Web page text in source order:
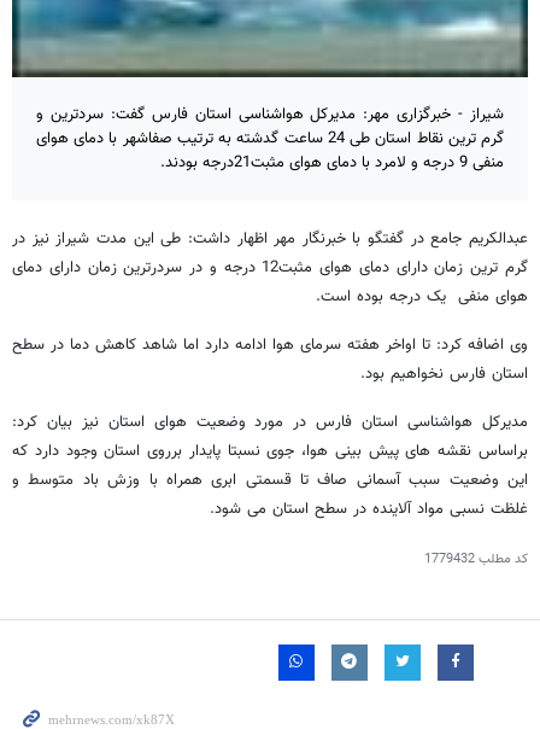
شیراز - خبرگزاری مهر: مدیرکل هواشناسی استان فارس گفت: سردترین و
گرم ترین نقاط استان طی 24 ساعت گدشته به ترتیب صفاشهر با دمای هوای
منفی 9 درجه و لامرد با دمای هوای مثبت21درجه بودند.
عبدالکریم جامع در گفتگو با خبرنگار مهر اظهار داشت: طی این مدت شیراز نیز در
گرم ترین زمان دارای دمای هوای مثبت12 درجه و در سردرترین زمان دارای دمای
هوای منفی یک درجه بوده است.
وی اضافه کرد: تا اواخر هفته سرمای هوا ادامه دارد اما شاهد کاهش دما در سطح
استان فارس نخواهیم بود.
مدیرکل هواشناسی استان فارس در مورد وضعیت هوای استان نیز بیان کرد:
براساس نقشه های پیش بینی هوا، جوی نسبتا پایدار برروی استان وجود دارد که
این وضعیت سبب آسمانی صاف تا قسمتی ابری همراه با وزش باد متوسط و
غلظت نسبی مواد آلاینده در سطح استان می شود.
کد مطلب1779432